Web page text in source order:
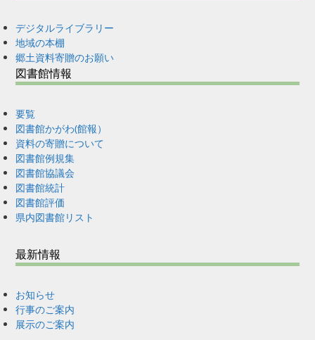
デジタルライブラリー
地域の本棚
郷土資料寄贈のお願い
図書館情報
要覧
図書館かがわ(館報）
資料の寄贈について
図書館例規集
図書館協議会
図書館統計
図書館評価
県内図書館リスト
最新情報
お知らせ
行事のご案内
展示のご案内